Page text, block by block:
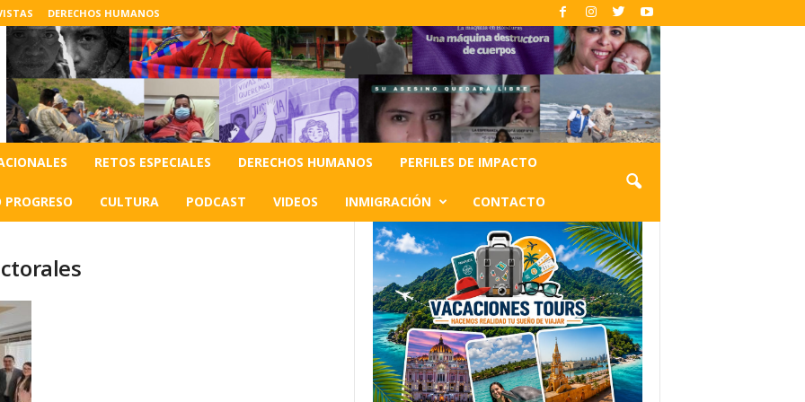
DERECHOS HUMANOS
RETOS ESPECIALES DERECHOS HUMANOS PERFILES DE IMPACTO
PROGRESO CULTURA PODCAST VIDEOS INMIGRACIÓN CONTACTO